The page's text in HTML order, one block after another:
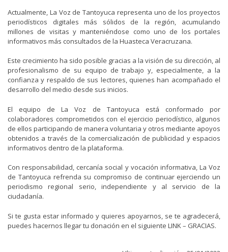
Actualmente, La Voz de Tantoyuca representa uno de los proyectos
periodísticos digitales más sólidos de la región, acumulando
millones de visitas y manteniéndose como uno de los portales
informativos más consultados de la Huasteca Veracruzana.
Este crecimiento ha sido posible gracias a la visión de su dirección, al
profesionalismo de su equipo de trabajo y, especialmente, a la
confianza y respaldo de sus lectores, quienes han acompañado el
desarrollo del medio desde sus inicios.
El equipo de La Voz de Tantoyuca está conformado por
colaboradores comprometidos con el ejercicio periodístico, algunos
de ellos participando de manera voluntaria y otros mediante apoyos
obtenidos a través de la comercialización de publicidad y espacios
informativos dentro de la plataforma.
Con responsabilidad, cercanía social y vocación informativa, La Voz
de Tantoyuca refrenda su compromiso de continuar ejerciendo un
periodismo regional serio, independiente y al servicio de la
ciudadanía.
Si te gusta estar informado y quieres apoyarnos, se te agradecerá,
puedes hacernos llegar tu donación en el siguiente LINK – GRACIAS.